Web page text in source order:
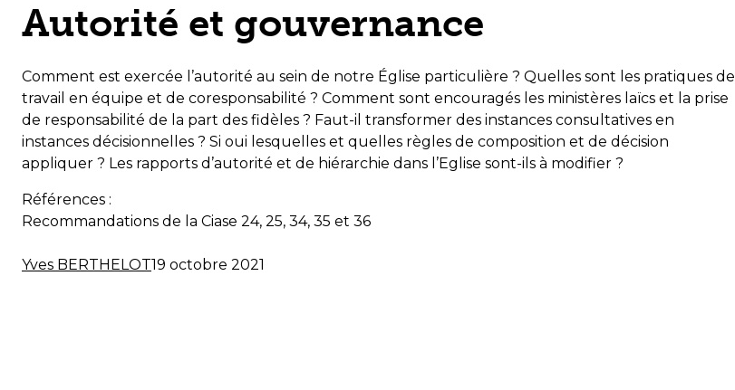
Autorité et gouvernance
Comment est exercée l’autorité au sein de notre Église particulière ? Quelles sont les pratiques de
travail en équipe et de coresponsabilité ? Comment sont encouragés les ministères laïcs et la prise
de responsabilité de la part des fidèles ? Faut-il transformer des instances consultatives en
instances décisionnelles ? Si oui lesquelles et quelles règles de composition et de décision
appliquer ? Les rapports d’autorité et de hiérarchie dans l’Eglise sont-ils à modifier ?
Références :
Recommandations de la Ciase 24, 25, 34, 35 et 36
Yves BERTHELOT19 octobre 2021